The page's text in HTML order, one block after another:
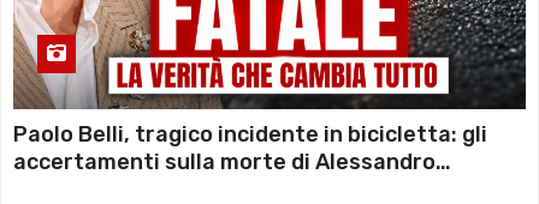
Paolo Belli, tragico incidente in bicicletta: gli
accertamenti sulla morte di Alessandro